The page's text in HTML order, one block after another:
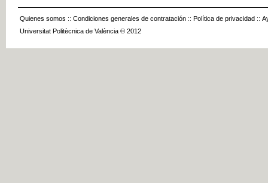
Quienes somos :: Condiciones generales de contratación :: Política de privacidad ::
Universitat Politècnica de València © 2012